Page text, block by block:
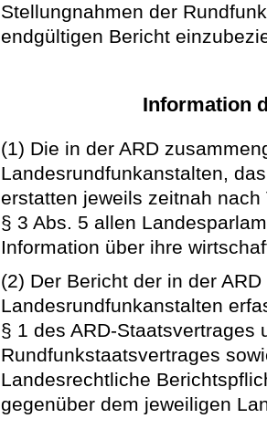
Stellungnahmen der
endgültigen Bericht
Information
(1) Die in der ARD
Landesrundfunkanstalten,
erstatten jeweils zeitnah
§ 3 Abs. 5 allen
Information über ihre
(2) Der Bericht der in der
Landesrundfunkanstalten
§ 1 desARD-Staatsvertrages
Rundfunkstaatsvertrages
Landesrechtliche
gegenüber dem jeweiligen